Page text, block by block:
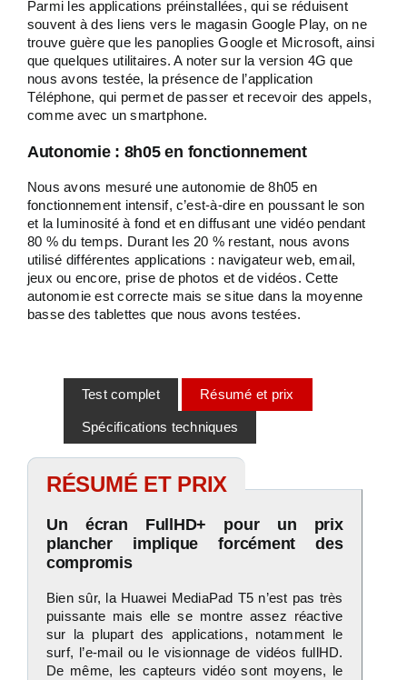
Parmi les applications préinstallées, qui se réduisent
souvent à des liens vers le magasin Google Play, on ne
trouve guère que les panoplies Google et Microsoft, ainsi
que quelques utilitaires. A noter sur la version 4G que
nous avons testée, la présence de l’application
Téléphone, qui permet de passer et recevoir des appels,
comme avec un smartphone.
Autonomie : 8h05 en fonctionnement
Nous avons mesuré une autonomie de 8h05 en
fonctionnement intensif, c’est-à-dire en poussant le son
et la luminosité à fond et en diffusant une vidéo pendant
80 % du temps. Durant les 20 % restant, nous avons
utilisé différentes applications : navigateur web, email,
jeux ou encore, prise de photos et de vidéos. Cette
autonomie est correcte mais se situe dans la moyenne
basse des tablettes que nous avons testées.
Test complet Résumé et prix
Spécifications techniques
RÉSUMÉ ET PRIX
Un écran FullHD+ pour un prix
plancher implique forcément des
compromis
Bien sûr, la Huawei MediaPad T5 n’est pas très
puissante mais elle se montre assez réactive
sur la plupart des applications, notamment le
surf, l’e-mail ou le visionnage de vidéos fullHD.
De même, les capteurs vidéo sont moyens, le